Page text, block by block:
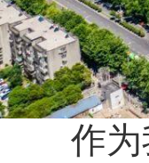
作为我